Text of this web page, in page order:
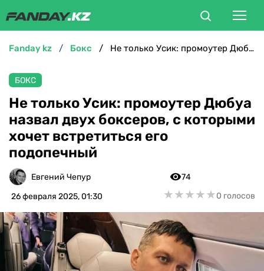
БОКС
ММА
ТЕННИС
ХОККЕЙ
ФУТЗАЛ
ВЕЛОСПОРТ
fanday kz бокс Не только Усик: промоутер Дюбуа назвал двух боксеров, с которыми хочет встретиться его подопечный
БОКС
Не только Усик: промоутер Дюбуа
назвал двух боксеров, с которыми
хочет встретиться его
подопечный
Евгений Чепур
26 февраля 2025, 01:30
74
★★★★★
★★★★★0 голосов